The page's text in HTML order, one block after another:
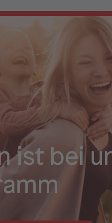
ist bei